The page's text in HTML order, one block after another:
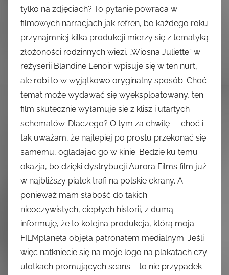
tylko na zdjęciach? To pytanie powraca w
filmowych narracjach jak refren, bo każdego roku
przynajmniej kilka produkcji mierzy się z tematyką
złożoności rodzinnych więzi. „Wiosna Juliette” w
reżyserii Blandine Lenoir wpisuje się w ten nurt,
ale robi to w wyjątkowo oryginalny sposób. Choć
temat może wydawać się wyeksploatowany, ten
film skutecznie wyłamuje się z klisz i utartych
schematów. Dlaczego? O tym za chwilę — choć i
tak uważam, że najlepiej po prostu przekonać się
samemu, oglądając go w kinie. Będzie ku temu
okazja, bo dzięki dystrybucji Aurora Films film już
w najbliższy piątek trafi na polskie ekrany. A
ponieważ mam słabość do takich
nieoczywistych, ciepłych historii, z dumą
informuję, że to kolejna produkcja, którą moja
FILMplaneta objęła patronatem medialnym. Jeśli
więc natkniecie się na moje logo na plakatach czy
ulotkach promujących seans – to nie przypadek